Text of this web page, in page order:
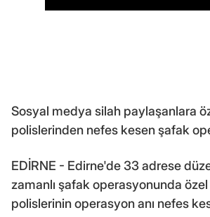
Sosyal medya silah paylaşanlara
polislerinden nefes kesen şafak
EDİRNE - Edirne'de 33 adrese
zamanlı şafak operasyonunda
polislerinin operasyon anı nefes